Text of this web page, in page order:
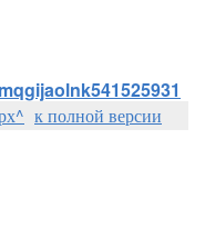
к полной версии